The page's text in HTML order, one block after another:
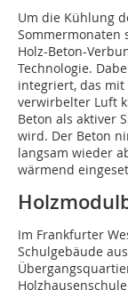
Um die Kühlung
Sommermonaten
Holz-Beton-
Technologie.
integriert, das
verwirbelter Luft
Beton als aktiver
wird. Der Beton
langsam wieder
wärmend
Im Frankfurter
Schulgebäude